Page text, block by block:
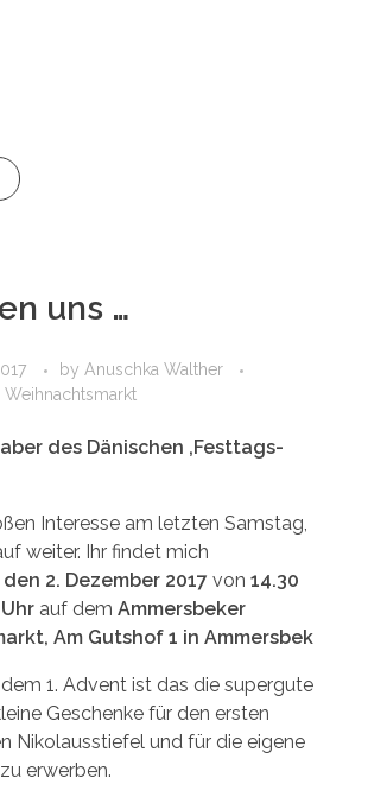
uns …
by Anuschka Walther
Weihnachtsmarkt
des Dänischen ‚Festtags-
Interesse am letzten Samstag,
weiter. Ihr findet mich
2. Dezember 2017 von 14.30
auf dem Ammersbeker
Am Gutshof 1 in Ammersbek
1. Advent ist das die supergute
Geschenke für den ersten
Nikolausstiefel und für die eigene
erwerben.